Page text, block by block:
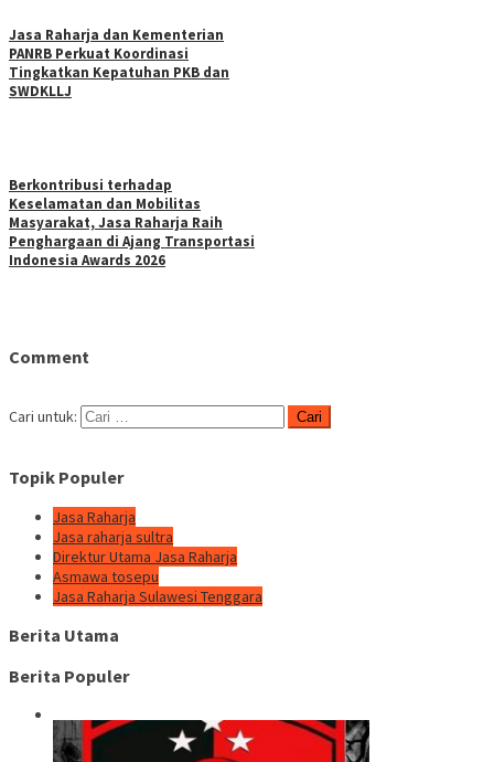
Jasa Raharja dan Kementerian
PANRB Perkuat Koordinasi
Tingkatkan Kepatuhan PKB dan
SWDKLLJ
Berkontribusi terhadap
Keselamatan dan Mobilitas
Masyarakat, Jasa Raharja Raih
Penghargaan di Ajang Transportasi
Indonesia Awards 2026
Comment
Cari untuk:
Topik Populer
Jasa Raharja
Jasa raharja sultra
Direktur Utama Jasa Raharja
Asmawa tosepu
Jasa Raharja Sulawesi Tenggara
Berita Utama
Berita Populer